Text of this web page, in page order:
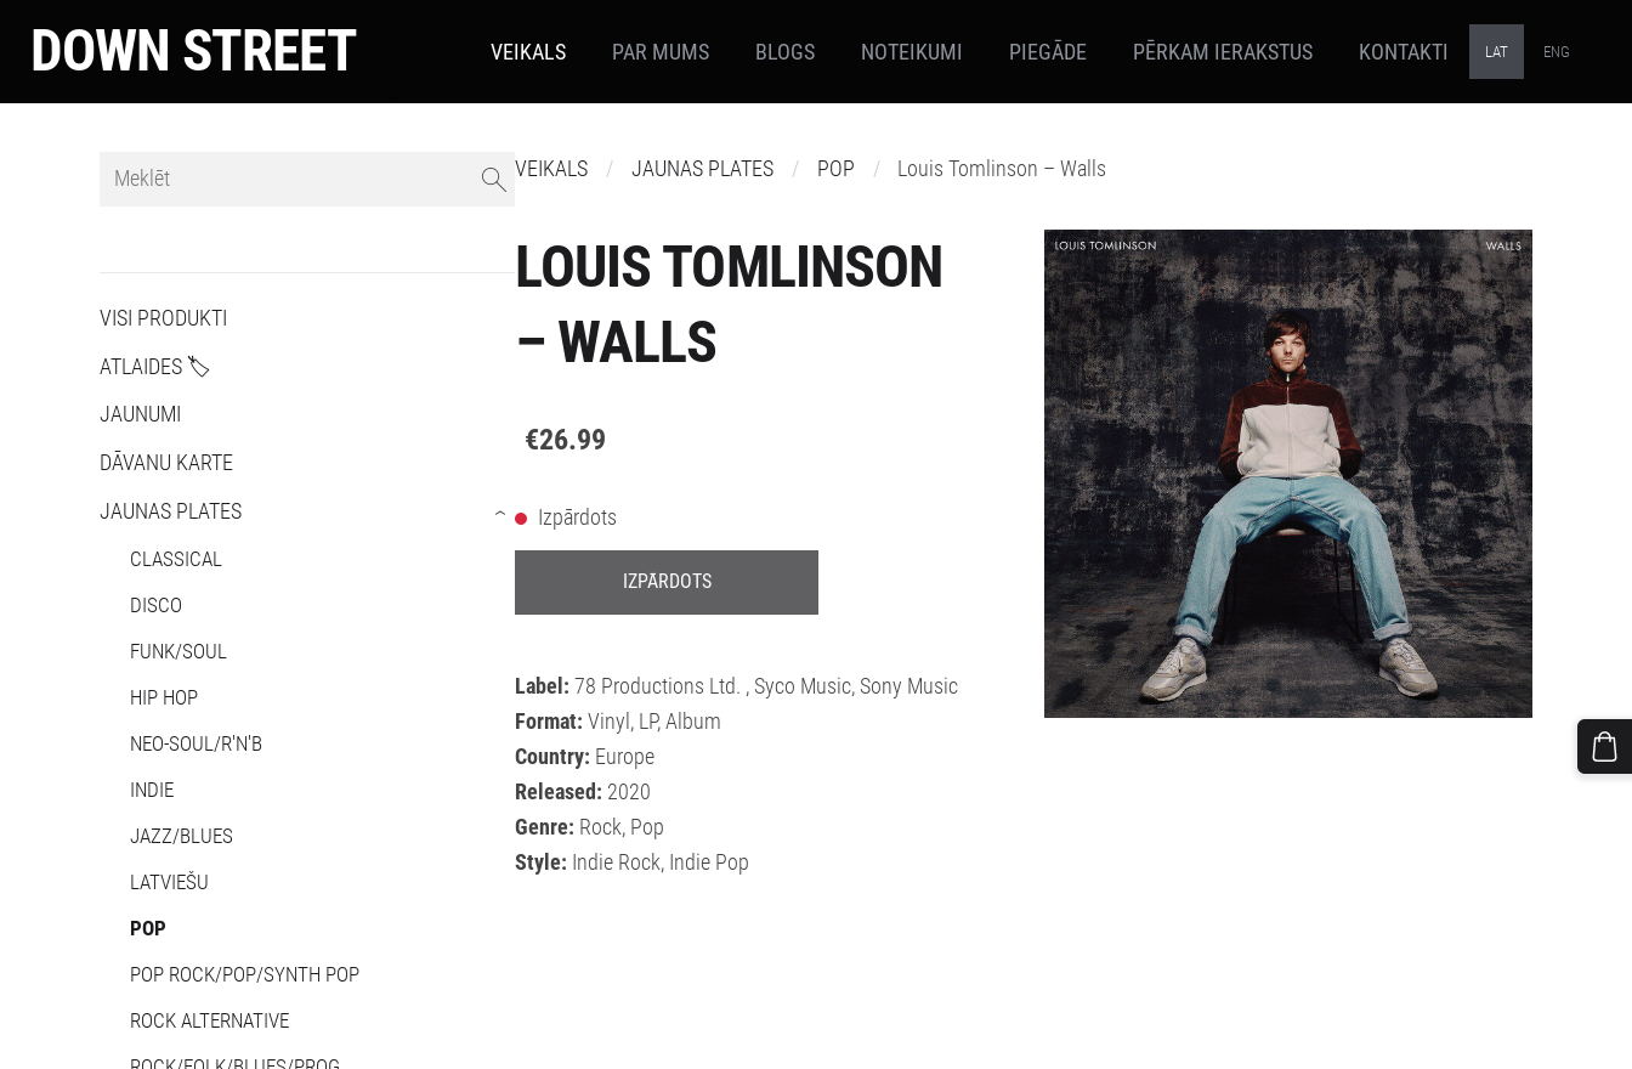
DOWN STREET VEIKALS PAR MUMS BLOGS NOTEIKUMI PIEGĀDE PĒRKAM IERAKSTUS KONTAKTI LAT ENG
VISI PRODUKTI
ATLAIDES 🏷️
JAUNUMI
DĀVANU KARTE
JAUNAS PLATES
CLASSICAL
DISCO
FUNK/SOUL
HIP HOP
NEO-SOUL/R'N'B
INDIE
JAZZ/BLUES
LATVIEŠU
POP
POP ROCK/POP/SYNTH POP
ROCK ALTERNATIVE
›
VEIKALS JAUNAS PLATES POP Louis Tomlinson – Walls
LOUIS TOMLINSON
– WALLS
€26.99
Izpārdots
IZPĀRDOTS
Label: 78 Productions Ltd. , Syco Music, Sony Music
Format: Vinyl, LP, Album
Country: Europe
Released: 2020
Genre: Rock, Pop
Style: Indie Rock, Indie Pop